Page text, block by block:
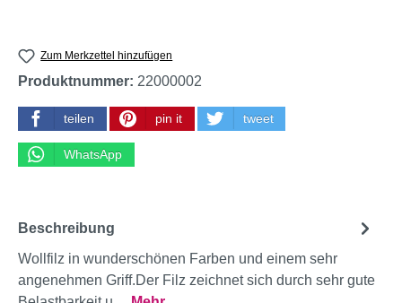
Zum Merkzettel hinzufügen
Produktnummer: 22000002
teilen pin it tweet
WhatsApp
Beschreibung
Wollfilz in wunderschönen Farben und einem sehr
angenehmen Griff.Der Filz zeichnet sich durch sehr gute